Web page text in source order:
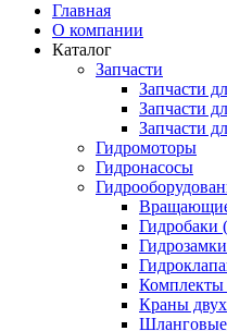
Главная
О компании
Каталог
Запчасти
Запчасти
Запчасти
Запчасти
Гидромоторы
Гидронасосы
Гидробаки
Комплекты
Краны
Шланговые